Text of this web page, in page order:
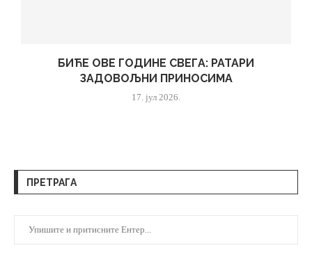
БИЋЕ ОВЕ ГОДИНЕ СВЕГА: РАТАРИ
ЗАДОВОЉНИ ПРИНОСИМА
17. јул 2026.
ПРЕТРАГА